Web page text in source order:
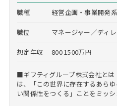
職種 経営企画・事業開発系
職位 マネージャー／ディ
想定年収 800 1500万円
■ギフティグループ株式会社とは
は、「この世界に存在するあら
い関係性をつくる」ことをミッ